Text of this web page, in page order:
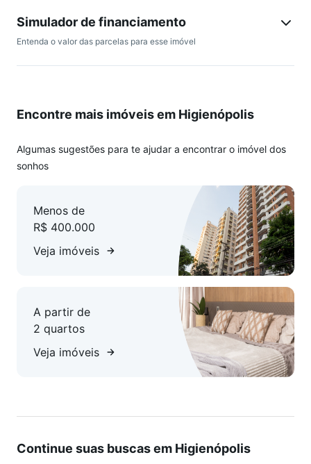
Simulador de financiamento
Entenda o valor das parcelas para esse imóvel
Encontre mais imóveis em Higienópolis
Algumas sugestões para te ajudar a encontrar o imóvel dos
sonhos
Menos de
R$ 400.000
Veja imóveis
A partir de
2 quartos
Veja imóveis
Continue suas buscas em Higienópolis